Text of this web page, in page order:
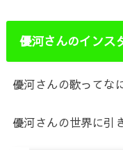
優河さんのインス
優河さんの歌ってな
優河さんの世界に引